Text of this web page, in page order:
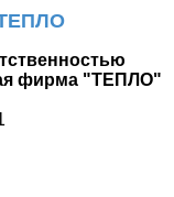
фирма "ТЕПЛО"